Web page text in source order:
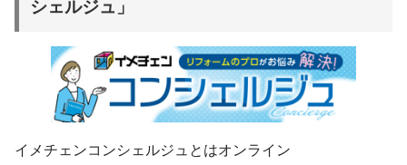
シェルジュ」
イメチェンコンシェルジュとはオンライン